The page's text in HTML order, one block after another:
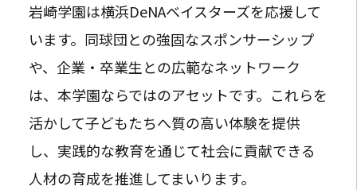
岩崎学園は横浜DeNAベイスターズを応援して
います。同球団との強固なスポンサーシップ
や、企業・卒業生との広範なネットワーク
は、本学園ならではのアセットです。これらを
活かして子どもたちへ質の高い体験を提供
し、実践的な教育を通じて社会に貢献できる
人材の育成を推進してまいります。